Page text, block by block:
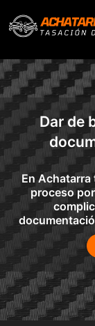
contenido
Dar de
En
proceso